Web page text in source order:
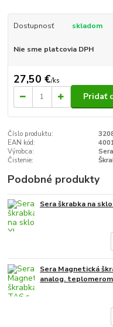
Dostupnosť skladom
Nie sme platcovia DPH
27,50 €/ks
Pridať
Číslo produktu:
EAN kód:
Výrobca:
Sera
Čistenie:
Podobné produkty
Sera škrabka na
Sera Magnetická
analog. teplomerom